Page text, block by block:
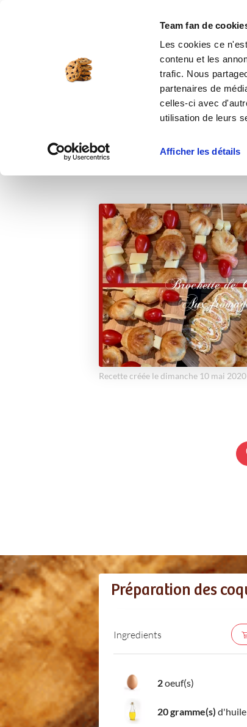
Team fan de
Les cookies ce
contenu et les
trafic. Nous
partenaires de
celles-ci avec
utilisation de leurs
Afficher les détails
Recette créée le dimanche 10 mai
Préparation des
Ingredients
2oeuf(s)
20 gramme(s)